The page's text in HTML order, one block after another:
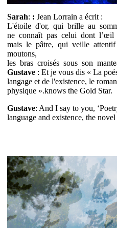
Sarah: : Jean Lorrain a écrit :
L'étoile d'or, qui brille au
ne connaît pas celui dont l’œil
mais le pâtre, qui veille
moutons,
les bras croisés sous son
Gustave : Et je vous dis « La
langage et de l'existence, le
physique ».knows the Gold Star.
Gustave: And I say to you,
language and existence, the novel